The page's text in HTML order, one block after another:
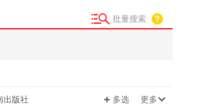
批量搜索
出版社
多选 更多